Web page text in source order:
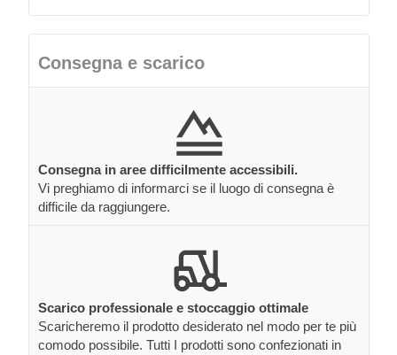
Consegna e scarico
Consegna in aree difficilmente accessibili.
Vi preghiamo di informarci se il luogo di consegna è
difficile da raggiungere.
Scarico professionale e stoccaggio ottimale
Scaricheremo il prodotto desiderato nel modo per te più
comodo possibile. Tutti I prodotti sono confezionati in